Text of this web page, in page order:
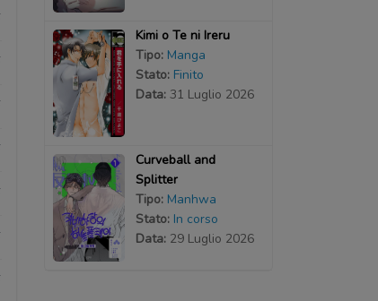
Kimi o Te ni Ireru
Tipo: Manga
Stato: Finito
Data: 31 Luglio 2026
Curveball and
Splitter
Tipo: Manhwa
Stato: In corso
Data: 29 Luglio 2026